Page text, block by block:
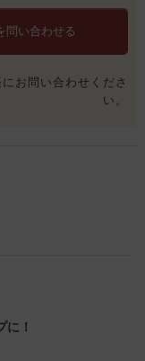
問い合わせる
お問い合わせくださ
い。
！